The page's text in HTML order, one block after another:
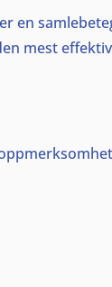
en
mest